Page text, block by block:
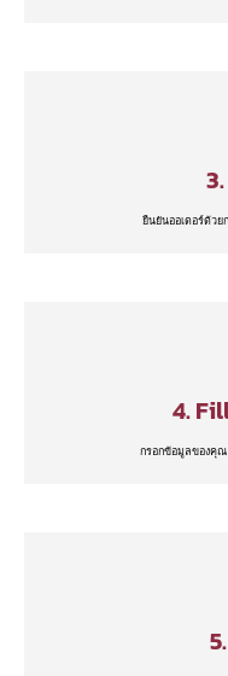
ยืนยันออเดอร์ด้วย
4.
กรอกข้อมูลของคุณ